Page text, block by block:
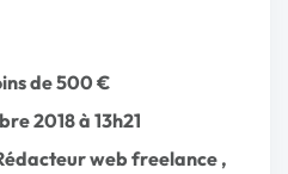
de 500 €
2018 à 13h21
web freelance,